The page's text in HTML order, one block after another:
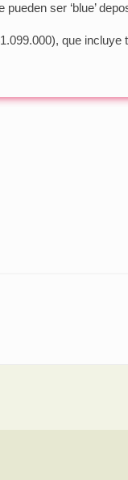
ser ‘blue’
que incluye